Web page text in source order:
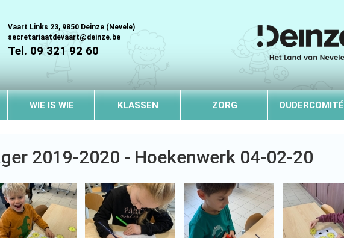
Vaart Links 23, 9850 Deinze (Nevele)
secretariaatdevaart@deinze.be
Tel. 09 321 92 60
WIE IS WIE KLASSEN ZORG OUDERCOMITÉ
2019-2020 - Hoekenwerk 04-02-20